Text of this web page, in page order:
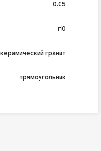
0.05
r10
керамический гранит
прямоугольник